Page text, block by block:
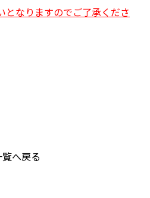
となりますのでご了承くださ
覧へ戻る